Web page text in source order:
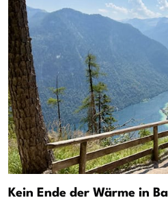
Kein Ende der Wärme in